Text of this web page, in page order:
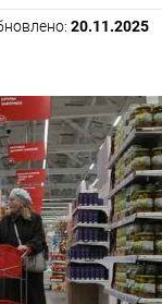
20.11.2025